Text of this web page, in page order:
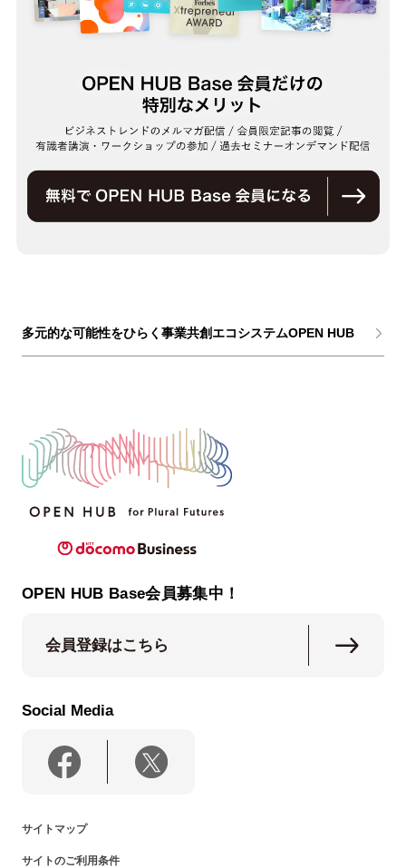
多元的な可能性をひらく事業共創エコシステムOPEN HUB
OPEN HUB Base会員募集中！
会員登録はこちら
Social Media
サイトマップ
サイトのご利用条件